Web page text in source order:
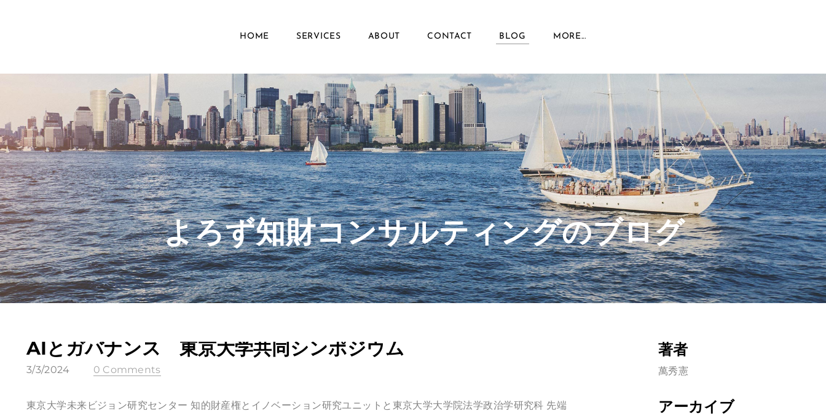
HOME SERVICES ABOUT CONTACT BLOG MORE...
​よろず知財コンサルティングのブログ
AIとガバナンス 東京大学共同シンポジウム
3/3/2024 0 Comments
東京大学未来ビジョン研究センター 知的財産権とイノベーション研究ユニットと東京大学大学院法学政治学研究科 先端
著者
萬秀憲
アーカイブ